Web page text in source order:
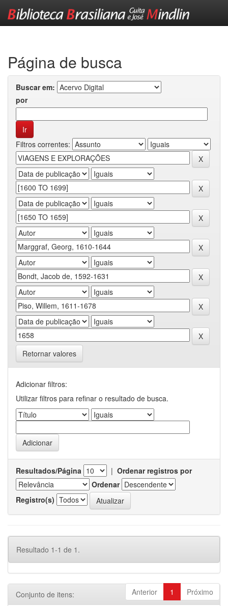
Página de busca
Buscar em:
por
Filtros correntes:
Retornar valores
Adicionar filtros:
Utilizar filtros para refinar o resultado de busca.
Resultados/Página | Ordenar registros por
Ordenar
Registro(s)
Resultado 1-1 de 1.
Anterior 1 Próximo
Conjunto de itens: